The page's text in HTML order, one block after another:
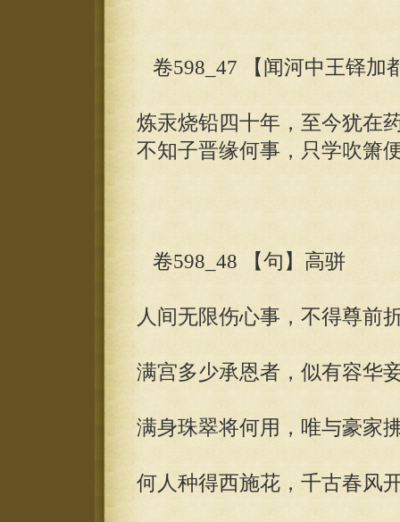
卷598_47 【闻河中王铎加
炼汞烧铅四十年，至今犹在
不知子晋缘何事，只学吹箫
卷598_48 【句】高骈
人间无限伤心事，不得尊前
满宫多少承恩者，似有容华
满身珠翠将何用，唯与豪家
何人种得西施花，千古春风